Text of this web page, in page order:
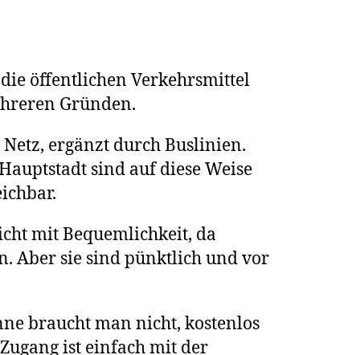
öffentlichen Verkehrsmittel
Gründen.
ergänzt durch Buslinien.
sind auf diese Weise
mit Bequemlichkeit, da
Aber sie sind pünktlich und vor
braucht man nicht, kostenlos
ist einfach mit der